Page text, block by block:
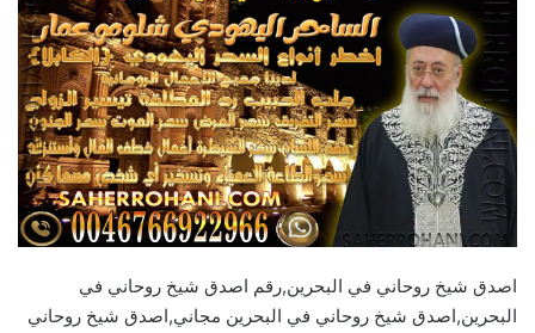
اصدق شيخ روحاني في البحرين,رقم اصدق شيخ روحاني في
البحرين,اصدق شيخ روحاني في البحرين مجاني,اصدق شيخ روحاني